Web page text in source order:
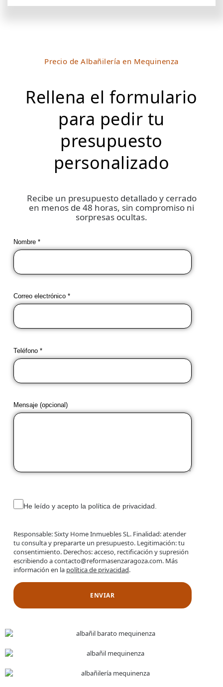
Precio de Albañilería en Mequinenza
Rellena el formulario
para pedir tu
presupuesto
personalizado
Recibe un presupuesto detallado y cerrado
en menos de 48 horas, sin compromiso ni
sorpresas ocultas.
Nombre *
Correo electrónico *
Teléfono *
Mensaje (opcional)
He leído y acepto la política de privacidad.
Responsable: Sixty Home Inmuebles SL. Finalidad: atender
tu consulta y prepararte un presupuesto. Legitimación: tu
consentimiento. Derechos: acceso, rectificación y supresión
escribiendo a contacto@reformasenzaragoza.com. Más
información en la política de privacidad.